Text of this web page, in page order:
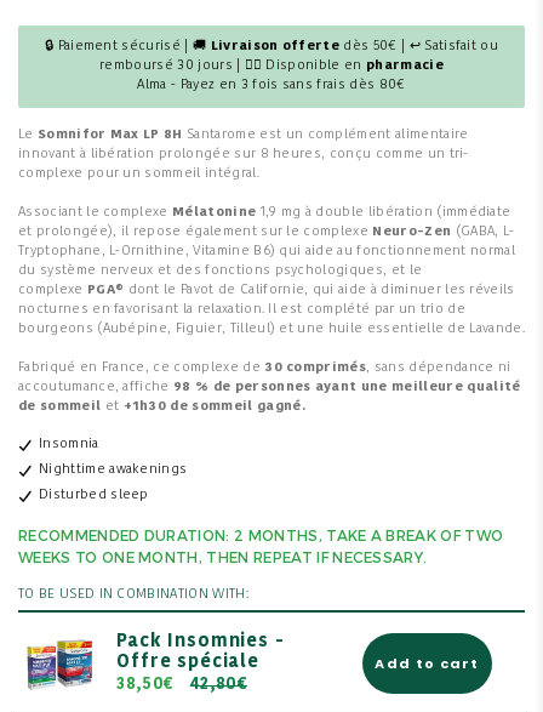
🔒 Paiement sécurisé | 🚚 Livraison offerte dès 50€ | ↩ Satisfait ou
remboursé 30 jours | 👩‍⚕️ Disponible en pharmacie
Alma - Payez en 3 fois sans frais dès 80€
Le Somnifor Max LP 8H
Santarome est un complément alimentaire
innovant à libération prolongée sur 8 heures, conçu comme un tri-
complexe pour un sommeil intégral.
Associant le complexe Mélatonine 1,9 mg à double libération (immédiate
et prolongée), il repose également sur le complexe Neuro-Zen (GABA, L-
Tryptophane, L-Ornithine, Vitamine B6) qui aide au fonctionnement normal
du système nerveux et des fonctions psychologiques, et le
complexe
PGA® dont le Pavot de Californie, qui aide à diminuer les réveils
nocturnes en favorisant la relaxation. Il est complété par un trio de
bourgeons (Aubépine, Figuier, Tilleul) et une huile essentielle de Lavande.
Fabriqué en France, ce complexe de 30 comprimés, sans dépendance ni
accoutumance, affiche 98 % de personnes ayant une meilleure qualité
de sommeil et +1h30 de sommeil gagné.
Insomnia
Nighttime awakenings
Disturbed sleep
RECOMMENDED DURATION: 2 MONTHS, TAKE A BREAK OF TWO
WEEKS TO ONE MONTH, THEN REPEAT IF NECESSARY.
TO BE USED IN COMBINATION WITH:
Pack Insomnies -
Offre spéciale
38,50€ 42,80€
Add to cart